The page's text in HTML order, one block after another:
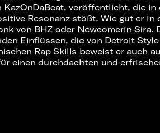
veröffentlicht, die in
Resonanz stößt. Wie gut er in
von BHZ oder Newcomerin Sira.
Einflüssen, die von Detroit
Rap Skills beweist er auch
einen durchdachten und